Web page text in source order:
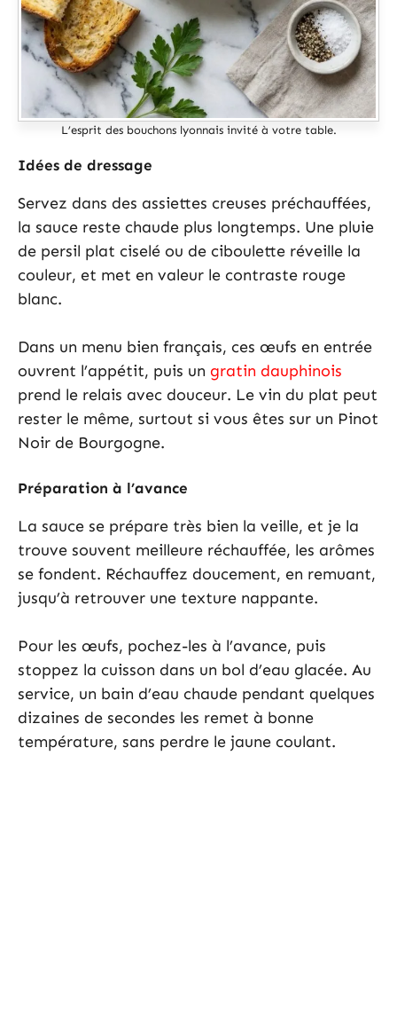
L’esprit des bouchons lyonnais invité à votre table.
Idées de dressage
Servez dans des assiettes creuses préchauffées,
la sauce reste chaude plus longtemps. Une pluie
de persil plat ciselé ou de ciboulette réveille la
couleur, et met en valeur le contraste rouge
blanc.
Dans un menu bien français, ces œufs en entrée
ouvrent l’appétit, puis un gratin dauphinois
prend le relais avec douceur. Le vin du plat peut
rester le même, surtout si vous êtes sur un Pinot
Noir de Bourgogne.
Préparation à l’avance
La sauce se prépare très bien la veille, et je la
trouve souvent meilleure réchauffée, les arômes
se fondent. Réchauffez doucement, en remuant,
jusqu’à retrouver une texture nappante.
Pour les œufs, pochez-les à l’avance, puis
stoppez la cuisson dans un bol d’eau glacée. Au
service, un bain d’eau chaude pendant quelques
dizaines de secondes les remet à bonne
température, sans perdre le jaune coulant.